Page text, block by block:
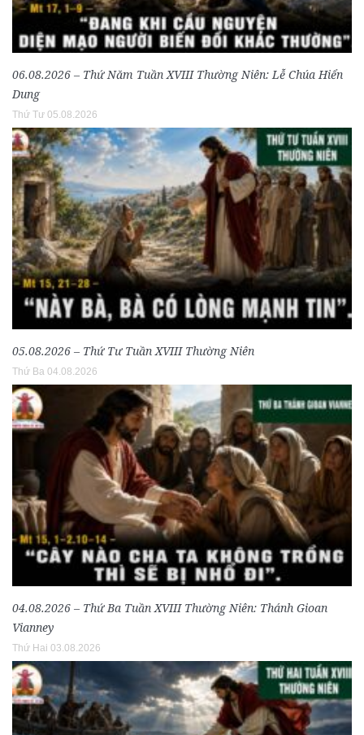
06.08.2026 – Thứ Năm Tuần XVIII Thường Niên: Lễ Chúa Hiển
Dung
Thứ Tư 05.08.2026
05.08.2026 – Thứ Tư Tuần XVIII Thường Niên
Thứ Ba 04.08.2026
04.08.2026 – Thứ Ba Tuần XVIII Thường Niên: Thánh Gioan
Vianney
Thứ Hai 03.08.2026